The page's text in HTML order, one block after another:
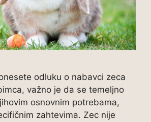
odluku o nabavci zeca
važno je da se temeljno
osnovnim potrebama,
zahtevima. Zec nije